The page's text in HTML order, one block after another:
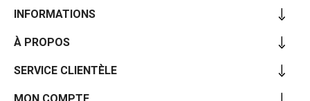
INFORMATIONS
À PROPOS
SERVICE CLIENTÈLE